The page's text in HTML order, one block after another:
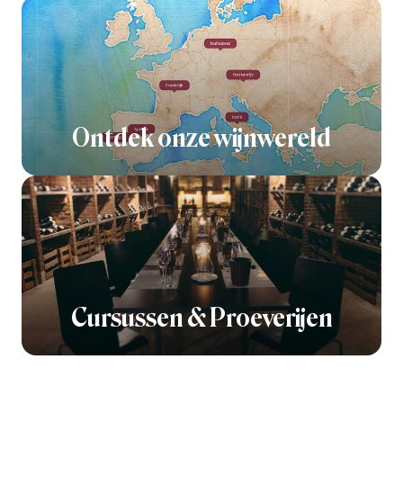
Ontdek onze wijnwereld
Cursussen & Proeverijen